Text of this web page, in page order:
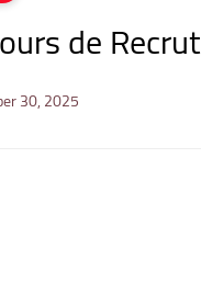
de
30, 2025